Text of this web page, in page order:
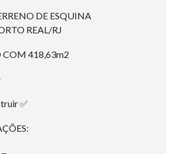
DE ESQUINA
REAL/RJ
418,63m2
✅